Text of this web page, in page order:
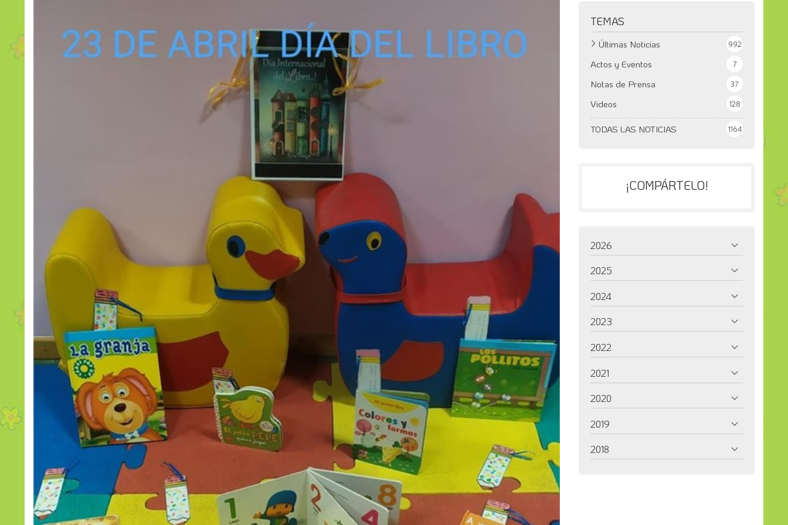
TEMAS
TODAS LAS NOTICIAS 1164
Últimas Noticias 992
Actos y Eventos 7
Notas de Prensa 37
Videos 128
¡COMPÁRTELO!
2026
2025
2024
2023
2022
2021
2020
2019
2018